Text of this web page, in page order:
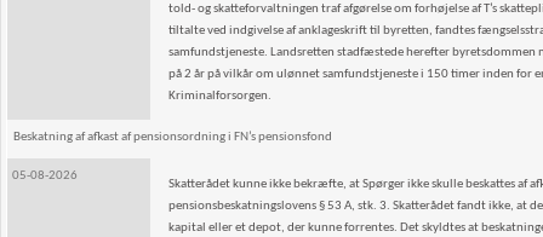
told- og skatteforvaltningen traf afgørelse om forhøjelse af T’s
tiltalte ved indgivelse af anklageskrift til byretten, fandtes
samfundstjeneste. Landsretten stadfæstede herefter
på 2 år på vilkår om ulønnet samfundstjeneste i 150 timer inden for
Kriminalforsorgen.
Beskatning af afkast af pensionsordning i FN’s pensionsfond
05-08-2026
Skatterådet kunne ikke bekræfte, at Spørger ikke skulle beskattes af
pensionsbeskatningslovens § 53 A, stk. 3. Skatterådet fandt ikke, at
kapital eller et depot, der kunne forrentes. Det skyldtes at